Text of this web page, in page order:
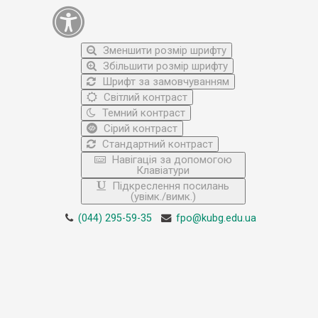
Зменшити розмір шрифту
Збільшити розмір шрифту
Шрифт за замовчуванням
Світлий контраст
Темний контраст
Сірий контраст
Стандартний контраст
Навігація за допомогою
Клавіатури
Підкреслення посилань
(увімк./вимк.)
(044) 295-59-35 fpo@kubg.edu.ua